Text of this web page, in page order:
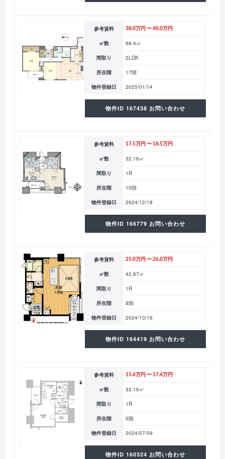
参考賃料 38.0万円 〜 40.0万円
㎡数 66.4㎡
間取り 2LDK
所在階 17階
物件登録日 2025/01/14
物件ID 167438 お問い合わせ
参考賃料 17.5万円 〜 18.5万円
㎡数 32.16㎡
間取り 1R
所在階 10階
物件登録日 2024/12/18
物件ID 166779 お問い合わせ
参考賃料 25.0万円 〜 26.0万円
㎡数 42.87㎡
間取り 1R
所在階 8階
物件登録日 2024/10/16
物件ID 164419 お問い合わせ
参考賃料 15.4万円 〜 17.4万円
㎡数 32.16㎡
間取り 1R
所在階 5階
物件登録日 2024/07/09
物件ID 160324 お問い合わせ